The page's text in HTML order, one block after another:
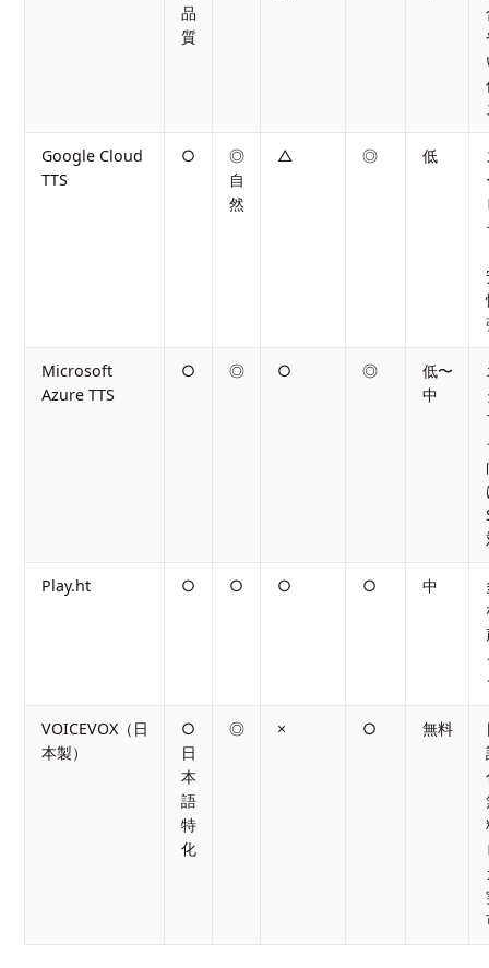
品
質
Google Cloud
TTS
○
◎
自
然
△ ◎ 低
Microsoft
Azure TTS
○ ◎ ○ ◎
低〜
中
Play.ht ○ ○ ○ ○ 中
VOICEVOX（日
本製）
○
日
本
語
特
化
◎ × ○ 無料